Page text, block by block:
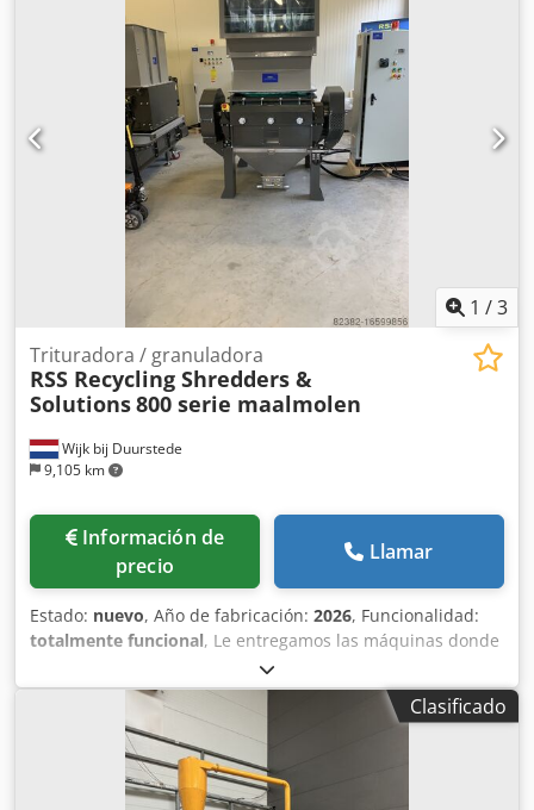
1 /3
Wijk bij Duurstede
9,105 km
Trituradora / granuladora
RSS Recycling Shredders &
Solutions800 serie maalmolen
Información de
precio
Llamar
Estado: nuevo, Año de fabricación: 2026, Funcionalidad:
totalmente funcional, Le entregamos las máquinas donde
usted quiera, se las instalamos si lo desea de mutuo
acuerdo. Opcional: elemento de descarga de acero
inoxidable, silo de almacenamiento de acero inoxidable,
soplador, tuberías de aprox. 3 metros. Trituradora serie
800 22 kW o 37 kW Configuración del juego de 3 x 2
cuchillas. Bwj3E79Mpn 2 x estatores cubierta de la
Clasificado